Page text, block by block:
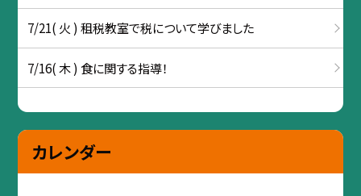
7/21( 火 ) 租税教室で税について学びました
7/16( 木 ) 食に関する指導！
カレンダー